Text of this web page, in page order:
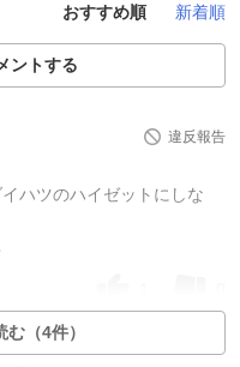
おすすめ順 新着順
ントする
違反報告
ハツのハイゼットにしな
（4件）